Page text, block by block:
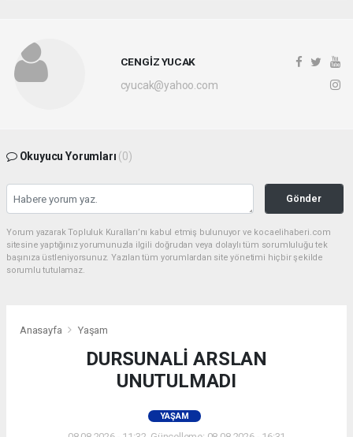
CENGİZ YUCAK
cyucak@yahoo.com
Okuyucu Yorumları (0)
Gönder
Yorum yazarak Topluluk Kuralları’nı kabul etmiş bulunuyor ve kocaelihaberi.com
sitesine yaptığınız yorumunuzla ilgili doğrudan veya dolaylı tüm sorumluluğu tek
başınıza üstleniyorsunuz. Yazılan tüm yorumlardan site yönetimi hiçbir şekilde
sorumlu tutulamaz.
Anasayfa Yaşam
DURSUNALİ ARSLAN
UNUTULMADI
YAŞAM